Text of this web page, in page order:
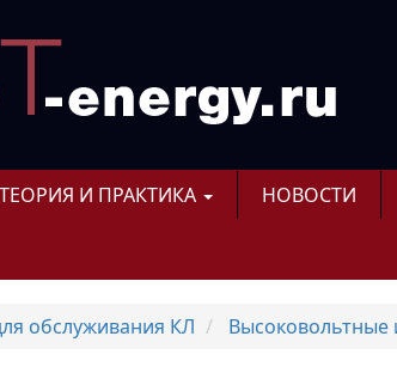
ТЕОРИЯ И ПРАКТИКА НОВОСТИ
обслуживания КЛ Высоковольтные